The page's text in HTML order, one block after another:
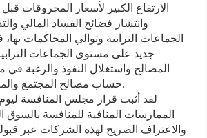
الارتفاع الكبير لأسعار المحروقات
وانتشار فضائح الفساد المالي
الجماعات الترابية وتوالي المحاكمات
جديد على مستوى الجماعات
المصالح واستغلال النفوذ والرغبة
حساب مصالح المجتمع والمواطنين والمواطنات.
الممارسات المنافية للمنافسة بالسوق
والاعتراف الصريح لهذه الشركات عبر